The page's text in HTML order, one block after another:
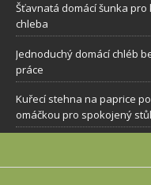
Šťavnatá domácí šunka pro
chleba
Jednoduchý domácí chléb
práce
Kuřecí stehna na paprice
omáčkou pro spokojený stůl